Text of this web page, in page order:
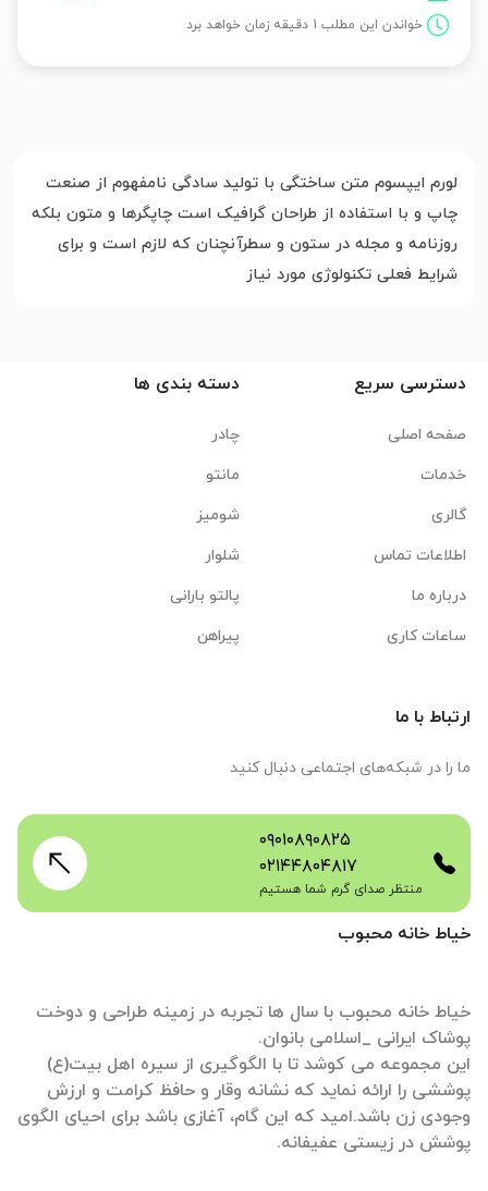
خواندن این مطلب 1 دقیقه زمان خواهد برد
لورم ایپسوم متن ساختگی با تولید سادگی نامفهوم از صنعت
چاپ و با استفاده از طراحان گرافیک است چاپگرها و متون بلکه
روزنامه و مجله در ستون و سطرآنچنان که لازم است و برای
شرایط فعلی تکنولوژی مورد نیاز
خیاط خانه محبوب
خیاط خانه محبوب با سال ها تجربه در زمینه طراحی و دوخت
این مجموعه می کوشد تا با الگوگیری از سیره اهل بیت(ع)
پوششی را ارائه نماید که نشانه وقار و حافظ کرامت و ارزش
وجودی زن باشد.امید که این گام، آغازی باشد برای احیای الگوی
پوشش در زیستی عفیفانه.
دسترسی سریع
صفحه اصلی
خدمات
گالری
اطلاعات تماس
درباره ما
ساعات کاری
دسته بندی ها
چادر
مانتو
شومیز
شلوار
پالتو بارانی
پیراهن
ارتباط با ما
ما را در شبکه‌های اجتماعی دنبال کنید
۰۹۰۱۰۸۹۰۸۲۵
۰۲۱۴۴۸۰۴۸۱۷
منتظر صدای گرم شما هستیم